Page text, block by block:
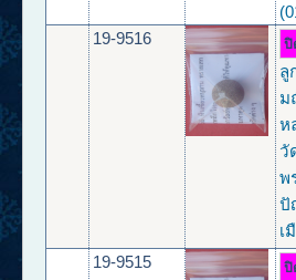
19-9516 ปิ
ลู
ม
ห
วั
พ
ปั
เ
19-9515 ปิ